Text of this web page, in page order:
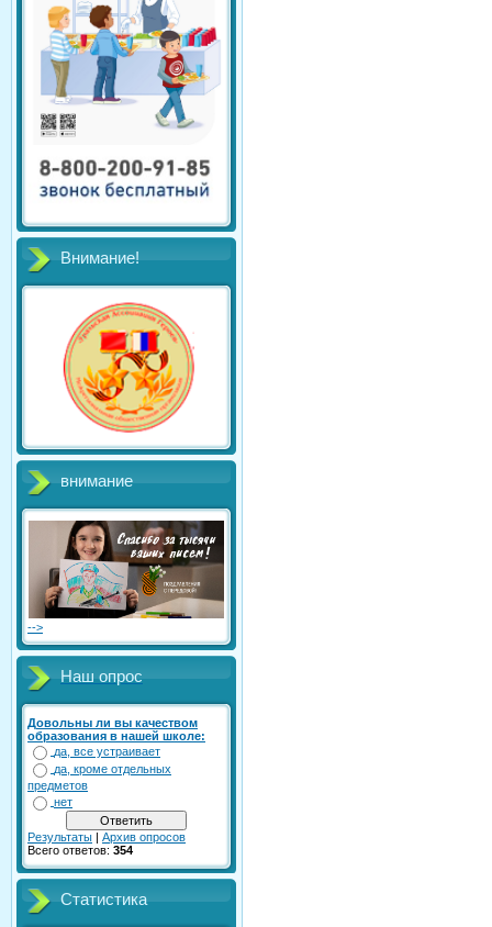
Внимание!
внимание
-->
Наш опрос
Довольны ли вы качеством
образования в нашей школе:
да, все устраивает
да, кроме отдельных
предметов
нет
Результаты | Архив опросов
Всего ответов: 354
Статистика